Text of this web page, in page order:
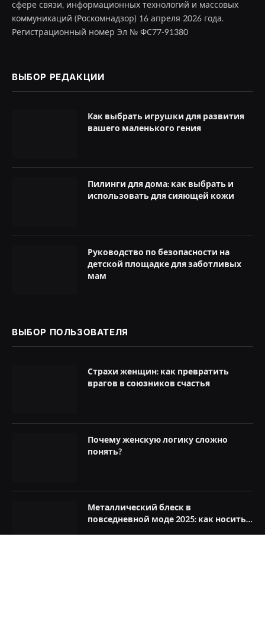
сфере связи, информационных технологий и массовых
коммуникаций (Роскомнадзор) 16 апреля 2026 года.
Регистрационный номер Эл № ФС77-91380
ВЫБОР РЕДАКЦИИ
Как выбрать игрушки для развития
вашего маленького гения
Пилинги для дома: как выбрать и
использовать для сияющей кожи
Руководство по безопасности на
детской площадке для заботливых
мам
ВЫБОР ПОЛЬЗОВАТЕЛЯ
Страхи женщин: как превратить
врагов в союзников счастья
Почему женскую логику сложно
понять?
Металлический блеск в
повседневной моде 2025: как носить